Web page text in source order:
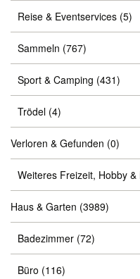
Reise & Eventservices (5)
Sammeln (767)
Sport & Camping (431)
Trödel (4)
Verloren & Gefunden (0)
Weiteres Freizeit, Hobby
Haus & Garten (3989)
Badezimmer (72)
Büro (116)